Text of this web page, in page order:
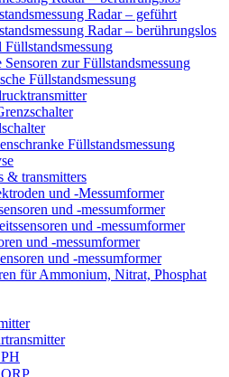
Radar – geführt
Radar – berührungslos
zur Füllstandsmessung
Füllstandsmessung
Füllstandsmessung
& transmitters
und -Messumformer
und -messumformer
und -messumformer
und -messumformer
und -messumformer
für Ammonium, Nitrat, Phosphat
ترانسمیتر PH
ترانسمیتر ORP